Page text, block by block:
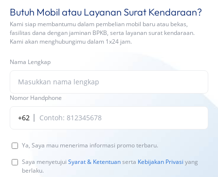
Butuh Mobil atau Layanan Surat Kendaraan?
Kami siap membantumu dalam pembelian mobil baru atau bekas,
fasilitas dana dengan jaminan BPKB, serta layanan surat kendaraan.
Kami akan menghubungimu dalam 1x24 jam.
Nama Lengkap
Nomor Handphone
+62
Ya, Saya mau menerima informasi promo terbaru.
Saya menyetujui Syarat & Ketentuanserta Kebijakan Privasi yang
berlaku.